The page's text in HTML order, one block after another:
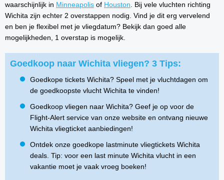
waarschijnlijk in Minneapolis of Houston. Bij vele vluchten richting
Wichita zijn echter 2 overstappen nodig. Vind je dit erg vervelend
en ben je flexibel met je vliegdatum? Bekijk dan goed alle
mogelijkheden, 1 overstap is mogelijk.
Goedkoop naar Wichita vliegen? 3 Tips:
Goedkope tickets Wichita? Speel met je vluchtdagen om
de goedkoopste vlucht Wichita te vinden!
Goedkoop vliegen naar Wichita? Geef je op voor de
Flight-Alert service van onze website en ontvang nieuwe
Wichita vliegticket aanbiedingen!
Ontdek onze goedkope lastminute vliegtickets Wichita
deals. Tip: voor een last minute Wichita vlucht in een
vakantie moet je vaak vroeg boeken!